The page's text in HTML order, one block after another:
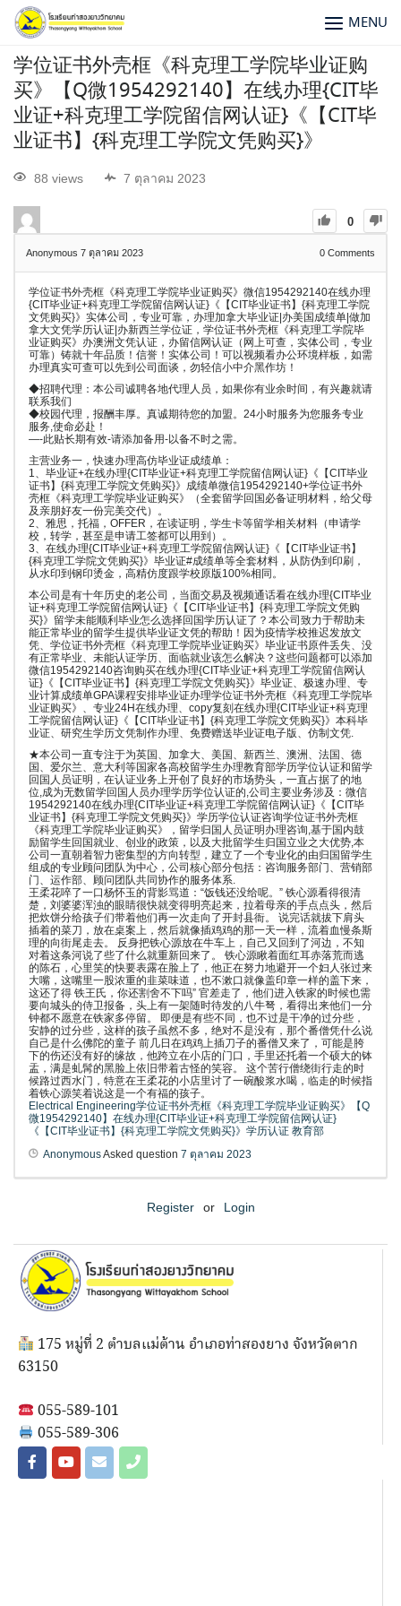
MENU
学位证书外壳框《科克理工学院毕业证购
买》【Q微1954292140】在线办理{CIT毕
业证+科克理工学院留信网认证}《【CIT毕
业证书】{科克理工学院文凭购买}》
88 views 7 ตุลาคม 2023
0
Anonymous 7 ตุลาคม 2023 0 Comments
学位证书外壳框《科克理工学院毕业证购买》微信1954292140在线办理
{CIT毕业证+科克理工学院留信网认证}《【CIT毕业证书】{科克理工学院
文凭购买}》实体公司，专业可靠，办理加拿大毕业证|办美国成绩单|做加
拿大文凭学历认证|办新西兰学位证，学位证书外壳框《科克理工学院毕
业证购买》办澳洲文凭认证，办留信网认证（网上可查，实体公司，专业
可靠）铸就十年品质！信誉！实体公司！可以视频看办公环境样板，如需
办理真实可查可以先到公司面谈，勿轻信小中介黑作坊！
◆招聘代理：本公司诚聘各地代理人员，如果你有业余时间，有兴趣就请
联系我们
◆校园代理，报酬丰厚。真诚期待您的加盟。24小时服务为您服务专业
服务,使命必赴！
—-此贴长期有效-请添加备用-以备不时之需。
主营业务一，快速办理高仿毕业证成绩单：
1、毕业证+在线办理{CIT毕业证+科克理工学院留信网认证}《【CIT毕业
证书】{科克理工学院文凭购买}》成绩单微信1954292140+学位证书外
壳框《科克理工学院毕业证购买》（全套留学回国必备证明材料，给父母
及亲朋好友一份完美交代）。
2、雅思，托福，OFFER，在读证明，学生卡等留学相关材料（申请学
校，转学，甚至是申请工签都可以用到）。
3、在线办理{CIT毕业证+科克理工学院留信网认证}《【CIT毕业证书】
{科克理工学院文凭购买}》毕业证#成绩单等全套材料，从防伪到印刷，
从水印到钢印烫金，高精仿度跟学校原版100%相同。
本公司是有十年历史的老公司，当面交易及视频通话看在线办理{CIT毕业
证+科克理工学院留信网认证}《【CIT毕业证书】{科克理工学院文凭购
买}》留学未能顺利毕业怎么选择回国学历认证了？本公司致力于帮助未
能正常毕业的留学生提供毕业证文凭的帮助！因为疫情学校推迟发放文
凭、学位证书外壳框《科克理工学院毕业证购买》毕业证书原件丢失、没
有正常毕业、未能认证学历、面临就业该怎么解决？这些问题都可以添加
微信1954292140咨询购买在线办理{CIT毕业证+科克理工学院留信网认
证}《【CIT毕业证书】{科克理工学院文凭购买}》毕业证、极速办理、专
业计算成绩单GPA课程安排毕业证办理学位证书外壳框《科克理工学院毕
业证购买》、专业24H在线办理、copy复刻在线办理{CIT毕业证+科克理
工学院留信网认证}《【CIT毕业证书】{科克理工学院文凭购买}》本科毕
业证、研究生学历文凭制作办理、免费赠送毕业证电子版、仿制文凭.
★本公司一直专注于为英国、加拿大、美国、新西兰、澳洲、法国、德
国、爱尔兰、意大利等国家各高校留学生办理教育部学历学位认证和留学
回国人员证明，在认证业务上开创了良好的市场势头，一直占据了的地
位,成为无数留学回国人员办理学历学位认证的,公司主要业务涉及：微信
1954292140在线办理{CIT毕业证+科克理工学院留信网认证}《【CIT毕
业证书】{科克理工学院文凭购买}》学历学位认证咨询学位证书外壳框
《科克理工学院毕业证购买》，留学归国人员证明办理咨询,基于国内鼓
励留学生回国就业、创业的政策，以及大批留学生归国立业之大优势,本
公司一直朝着智力密集型的方向转型，建立了一个专业化的由归国留学生
组成的专业顾问团队为中心，公司核心部分包括：咨询服务部门、营销部
门、运作部、顾问团队共同协作的服务体系.
王柔花啐了一口杨怀玉的背影骂道：“饭钱还没给呢。” 铁心源看得很清
楚，刘婆婆浑浊的眼睛很快就变得明亮起来，拉着母亲的手点点头，然后
把炊饼分给孩子们带着他们再一次走向了开封县衙。 说完话就拔下肩头
插着的菜刀，放在桌案上，然后就像插鸡鸡的那一天一样，流着血慢条斯
理的向街尾走去。 反身把铁心源放在牛车上，自己又回到了河边，不知
对着这条河说了些了什么就重新回来了。 铁心源瞅着面红耳赤落荒而逃
的陈石，心里笑的快要表露在脸上了，他正在努力地避开一个妇人张过来
大嘴，这嘴里一股浓重的韭菜味道，也不漱口就像盖印章一样的盖下来，
这还了得 铁王氏，你还割舍不下吗” 官差走了，他们进入铁家的时候也需
要向城头的侍卫报备，头上有一架随时待发的八牛弩，看得出来他们一分
钟都不愿意在铁家多停留。 即便是有些不同，也不过是干净的过分些，
安静的过分些，这样的孩子虽然不多，绝对不是没有，那个番僧凭什么说
自己是什么佛陀的童子 前几日在鸡鸡上插刀子的番僧又来了，可能是胯
下的伤还没有好的缘故，他跨立在小店的门口，手里还托着一个硕大的钵
盂，满是虬髯的黑脸上依旧带着古怪的笑容。 这个苦行僧绕街行走的时
候路过西水门，特意在王柔花的小店里讨了一碗酸浆水喝，临走的时候指
着铁心源笑着说这是一个有福的孩子。
Electrical Engineering学位证书外壳框《科克理工学院毕业证购买》【Q
微1954292140】在线办理{CIT毕业证+科克理工学院留信网认证}
《【CIT毕业证书】{科克理工学院文凭购买}》学历认证 教育部
AnonymousAsked question 7 ตุลาคม 2023
Register or Login
175 หมู่ที่ 2 ตำบลแม่ต้าน อำเภอท่าสองยาง จังหวัดตาก
63150
055-589-101
055-589-306